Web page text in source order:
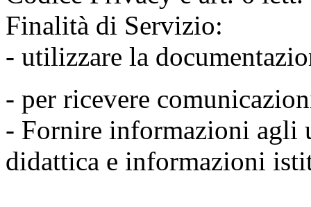
Finalità di Servizio:
- utilizzare la
- per ricevere
- Fornire informazioni agli
didattica e informazioni